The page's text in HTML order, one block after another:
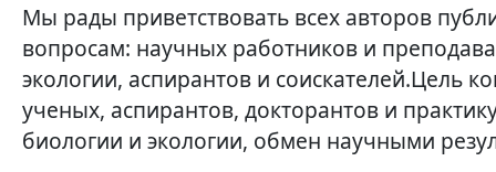
Мы рады приветствовать всех авторов
вопросам: научных работников и
экологии, аспирантов и соискателей.Цель
ученых, аспирантов, докторантов и
биологии и экологии, обмен научными